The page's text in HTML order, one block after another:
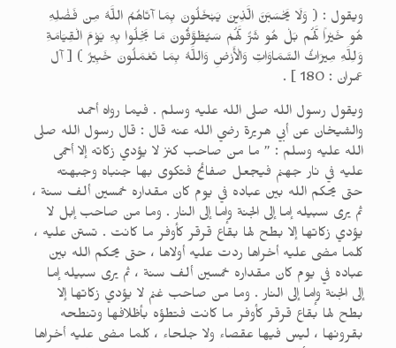
ويقول : ( وَلَا يَحْسَبَنَّ الَّذِينَ يَبْخَلُونَ بِمَا آتَاهُمُ اللَّهُ مِن فَضْلِهِ
هُو خَيْراً لَّهُم بَلْ هُو شَرٌّ لَّهُمْ سَيُطَوَّقُونَ مَا بَخِلُوا بِهِ يَوْمَ الْقِيَامَةِ
وَلِلَّهِ مِيرَاثُ السَّمَاوَاتِ وَالْأَرْضِ وَاللَّهُ بِمَا تَعْمَلُونَ خَبِيرٌ ) [ آل
عمران : 180 ] .
ويقول رسول الله صلى الله عليه وسلم . فيما رواه أحمد
والشيخان عن أبي هريرة رضي الله عنه قال : قال رسول الله صلى
الله عليه وسلم : ” ما من صاحب كنز لا يؤدي زكاته إلا أحمى
عليه في نار جهنم فيجعل صفائح فتكوى بها جنباه وجبهته
حتى يحكم الله بين عباده في يوم كان مقداره خمسين ألف سنة ،
ثم يرى سبيله إما إلى الجنة وإما إلى النار . وما من صاحب إبل لا
يؤدي زكاتها إلا بطح لها بقاع قرقر كأوفر ما كانت . تستن عليه ،
كلما مضى عليه أخراها ردت عليه أولاها ، حتى يحكم الله بين
عباده في يوم كان مقداره خمسين ألف سنة ، ثم يرى سبيله إما
إلى الجنة وإما إلى النار . وما من صاحب غنم لا يؤدي زكاتها إلا
بطح لها بقاع قرقر كأوفر ما كانت فتطؤه بأظلافها وتنطحه
بقرونها ، ليس فيها عقصاء ولا جلحاء ، كلما مضى عليه أخراها